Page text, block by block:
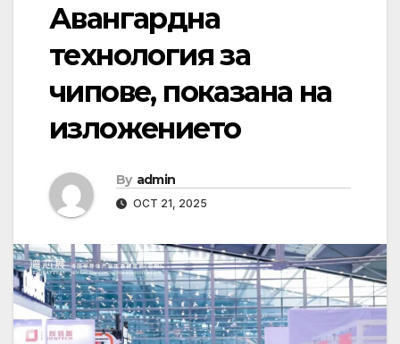
Авангардна
технология за
чипове, показана на
изложението
By admin
OCT 21, 2025